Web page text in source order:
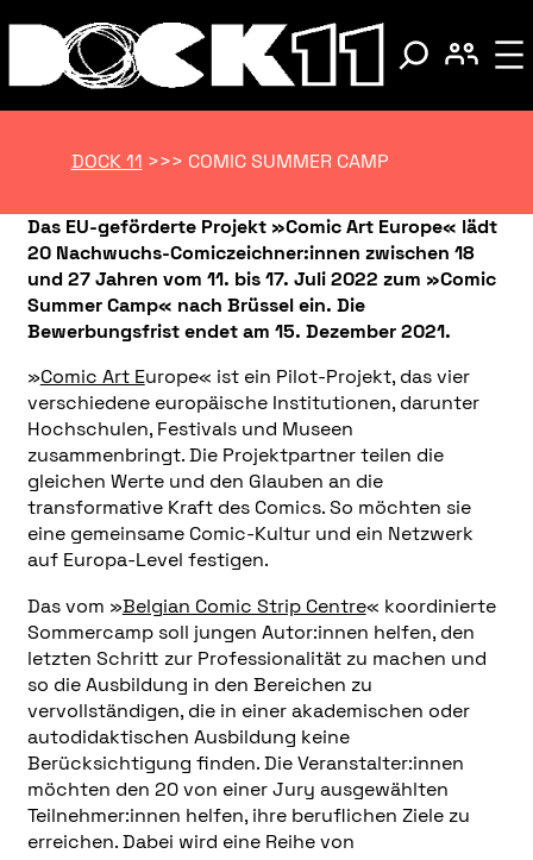
DOCK 11 >>> COMIC SUMMER CAMP
Das EU-geförderte Projekt »Comic Art Europe« lädt
20 Nachwuchs-Comiczeichner:innen zwischen 18
und 27 Jahren vom 11. bis 17. Juli 2022 zum »Comic
Summer Camp« nach Brüssel ein. Die
Bewerbungsfrist endet am 15. Dezember 2021.
»Comic Art Europe« ist ein Pilot-Projekt, das vier
verschiedene europäische Institutionen, darunter
Hochschulen, Festivals und Museen
zusammenbringt. Die Projektpartner teilen die
gleichen Werte und den Glauben an die
transformative Kraft des Comics. So möchten sie
eine gemeinsame Comic-Kultur und ein Netzwerk
auf Europa-Level festigen.
Das vom »Belgian Comic Strip Centre« koordinierte
Sommercamp soll jungen Autor:innen helfen, den
letzten Schritt zur Professionalität zu machen und
so die Ausbildung in den Bereichen zu
vervollständigen, die in einer akademischen oder
autodidaktischen Ausbildung keine
Berücksichtigung finden. Die Veranstalter:innen
möchten den 20 von einer Jury ausgewählten
Teilnehmer:innen helfen, ihre beruflichen Ziele zu
erreichen. Dabei wird eine Reihe von